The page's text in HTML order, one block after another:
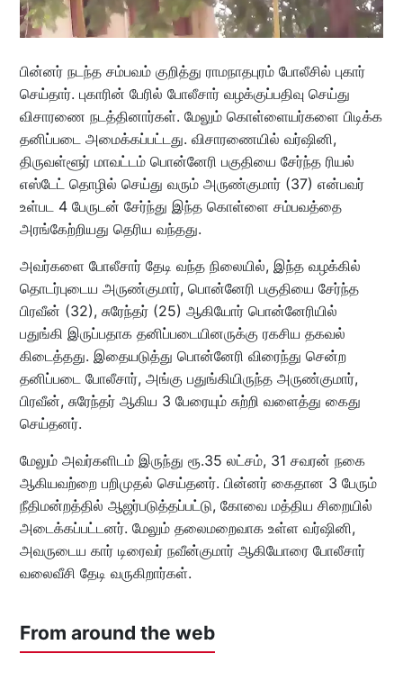
பின்னர் நடந்த சம்பவம் குறித்து ராமநாதபுரம் போலீசில் புகார்
செய்தார். புகாரின் பேரில் போலீசார் வழக்குப்பதிவு செய்து
விசாரணை நடத்தினார்கள். மேலும் கொள்ளையர்களை பிடிக்க
தனிப்படை அமைக்கப்பட்டது. விசாரணையில் வர்ஷினி,
திருவள்ளூர் மாவட்டம் பொன்னேரி பகுதியை சேர்ந்த ரியல்
எஸ்டேட் தொழில் செய்து வரும் அருண்குமார் (37) என்பவர்
உள்பட 4 பேருடன் சேர்ந்து இந்த கொள்ளை சம்பவத்தை
அரங்கேற்றியது தெரிய வந்தது.
அவர்களை போலீசார் தேடி வந்த நிலையில், இந்த வழக்கில்
தொடர்புடைய அருண்குமார், பொன்னேரி பகுதியை சேர்ந்த
பிரவீன் (32), சுரேந்தர் (25) ஆகியோர் பொன்னேரியில்
பதுங்கி இருப்பதாக தனிப்படையினருக்கு ரகசிய தகவல்
கிடைத்தது. இதையடுத்து பொன்னேரி விரைந்து சென்ற
தனிப்படை போலீசார், அங்கு பதுங்கியிருந்த அருண்குமார்,
பிரவீன், சுரேந்தர் ஆகிய 3 பேரையும் சுற்றி வளைத்து கைது
செய்தனர்.
மேலும் அவர்களிடம் இருந்து ரூ.35 லட்சம், 31 சவரன் நகை
ஆகியவற்றை பறிமுதல் செய்தனர். பின்னர் கைதான 3 பேரும்
நீதிமன்றத்தில் ஆஜர்படுத்தப்பட்டு, கோவை மத்திய சிறையில்
அடைக்கப்பட்டனர். மேலும் தலைமறைவாக உள்ள வர்ஷினி,
அவருடைய கார் டிரைவர் நவீன்குமார் ஆகியோரை போலீசார்
வலைவீசி தேடி வருகிறார்கள்.
From around the web